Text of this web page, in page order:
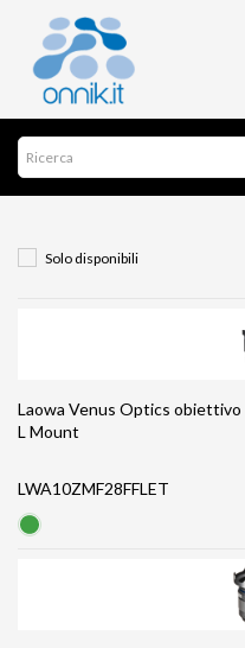
Solo disponibili
Laowa Venus Optics obiettivo 10mm f/2.8 Zero-D FF Manual Focus
L Mount
LWA10ZMF28FFLET